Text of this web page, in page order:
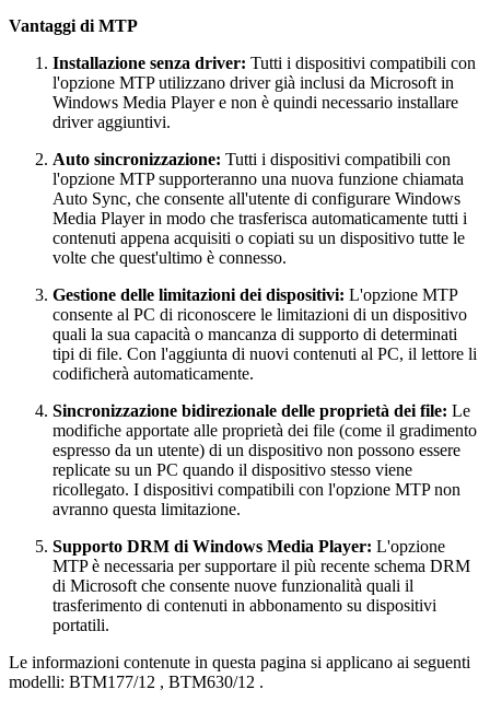
Vantaggi di MTP
Installazione senza driver: Tutti i dispositivi compatibili con
l'opzione MTP utilizzano driver già inclusi da Microsoft in
Windows Media Player e non è quindi necessario installare
driver aggiuntivi.
Auto sincronizzazione: Tutti i dispositivi compatibili con
l'opzione MTP supporteranno una nuova funzione chiamata
Auto Sync, che consente all'utente di configurare Windows
Media Player in modo che trasferisca automaticamente tutti i
contenuti appena acquisiti o copiati su un dispositivo tutte le
volte che quest'ultimo è connesso.
Gestione delle limitazioni dei dispositivi: L'opzione MTP
consente al PC di riconoscere le limitazioni di un dispositivo
quali la sua capacità o mancanza di supporto di determinati
tipi di file. Con l'aggiunta di nuovi contenuti al PC, il lettore li
codificherà automaticamente.
Sincronizzazione bidirezionale delle proprietà dei file: Le
modifiche apportate alle proprietà dei file (come il gradimento
espresso da un utente) di un dispositivo non possono essere
replicate su un PC quando il dispositivo stesso viene
ricollegato. I dispositivi compatibili con l'opzione MTP non
avranno questa limitazione.
Supporto DRM di Windows Media Player: L'opzione
MTP è necessaria per supportare il più recente schema DRM
di Microsoft che consente nuove funzionalità quali il
trasferimento di contenuti in abbonamento su dispositivi
portatili.
Le informazioni contenute in questa pagina si applicano ai seguenti
modelli: BTM177/12 , BTM630/12 .